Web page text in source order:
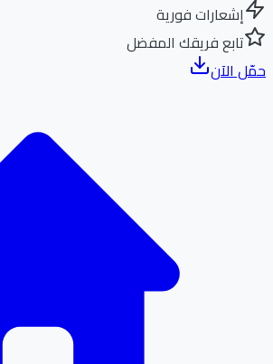
إشعارات فورية
تابع فريقك المفضل
الآن